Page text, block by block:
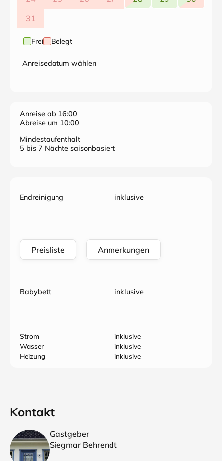
31
Frei Belegt
Anreisedatum wählen
Anreise ab 16:00
Abreise um 10:00
Mindestaufenthalt
5 bis 7 Nächte saisonbasiert
Endreinigung inklusive
Preisliste Anmerkungen
Babybett inklusive
Strom
inklusive
Wasser
inklusive
Heizung
inklusive
Kontakt
Gastgeber
Siegmar Behrendt